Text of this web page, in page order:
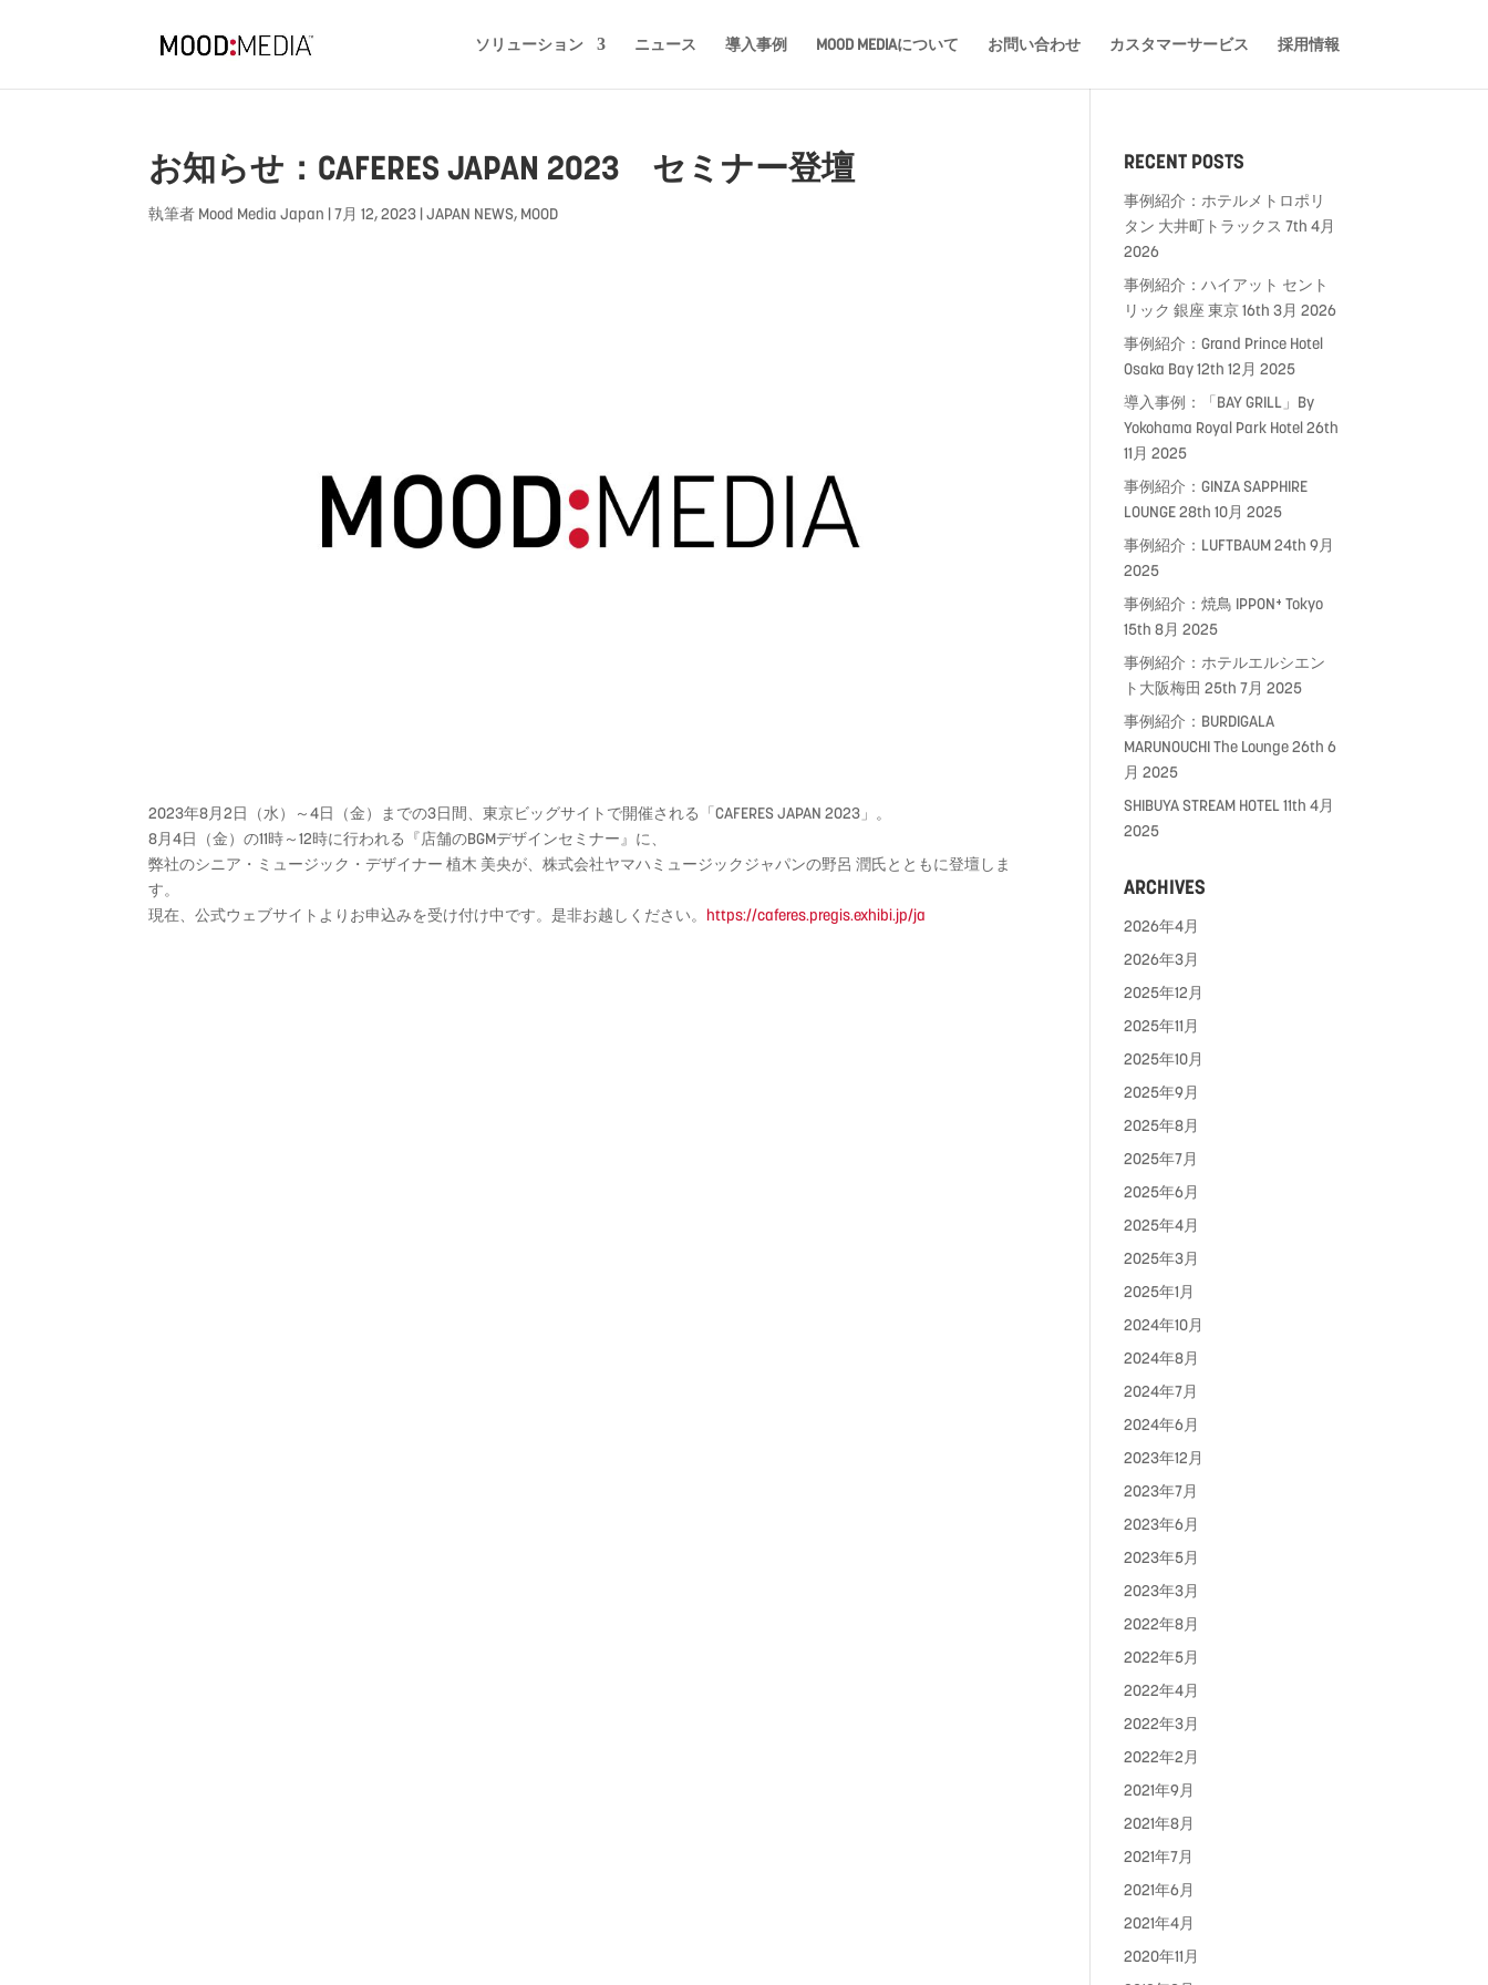
ソリューション ニュース 導入事例 MOOD MEDIAについて お問い合わせ カスタマーサービス 採用情報
お知らせ：CAFERES JAPAN 2023 セミナー登壇
執筆者 Mood Media Japan |7月 12, 2023 |JAPAN NEWS, MOOD
2023年8月2日（水）～4日（金）までの3日間、東京ビッグサイトで開催される「CAFERES JAPAN 2023」。
8月4日（金）の11時～12時に行われる『店舗のBGMデザインセミナー』に、
弊社のシニア・ミュージック・デザイナー 植木 美央が、株式会社ヤマハミュージックジャパンの野呂 潤氏とともに登壇しま
す。
現在、公式ウェブサイトよりお申込みを受け付け中です。是非お越しください。 https://caferes.pregis.exhibi.jp/ja
RECENT POSTS
事例紹介：ホテルメトロポリ
タン 大井町トラックス 7th 4月
2026
事例紹介：ハイアット セント
リック 銀座 東京16th 3月 2026
事例紹介：Grand Prince Hotel
Osaka Bay12th 12月 2025
導入事例：「BAY GRILL」By
Yokohama Royal Park Hotel26th
11月 2025
事例紹介：GINZA SAPPHIRE
LOUNGE28th 10月 2025
事例紹介：LUFTBAUM24th 9月
2025
事例紹介：焼鳥 IPPON⁺ Tokyo
15th 8月 2025
事例紹介：ホテルエルシエン
ト大阪梅田 25th 7月 2025
事例紹介：BURDIGALA
MARUNOUCHI The Lounge26th 6
月 2025
SHIBUYA STREAM HOTEL11th 4月
2025
ARCHIVES
2026年4月
2026年3月
2025年12月
2025年11月
2025年10月
2025年9月
2025年8月
2025年7月
2025年6月
2025年4月
2025年3月
2025年1月
2024年10月
2024年8月
2024年7月
2024年6月
2023年12月
2023年7月
2023年6月
2023年5月
2023年3月
2022年8月
2022年5月
2022年4月
2022年3月
2022年2月
2021年9月
2021年8月
2021年7月
2021年6月
2021年4月
2020年11月